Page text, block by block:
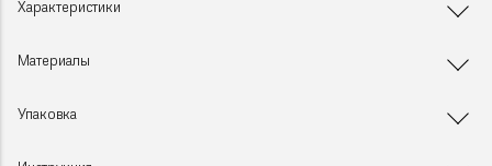
Характеристики
Материалы
Упаковка